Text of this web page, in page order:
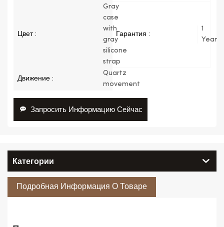
Цвет :
Gray
case
with
gray
silicone
strap
Гарантия :
1
Year
Движение :
Quartz
movement
Запросить Информацию Сейчас
Категории
Подробная Информация О Товаре